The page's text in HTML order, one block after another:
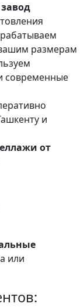
завод
размерам
современные
и
от
или